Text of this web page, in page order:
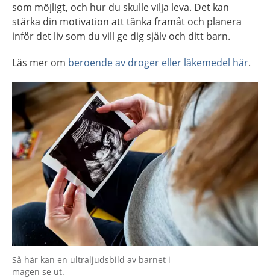
som möjligt, och hur du skulle vilja leva. Det kan
stärka din motivation att tänka framåt och planera
inför det liv som du vill ge dig själv och ditt barn.
Läs mer om beroende av droger eller läkemedel här.
Så här kan en ultraljudsbild av barnet i
magen se ut.